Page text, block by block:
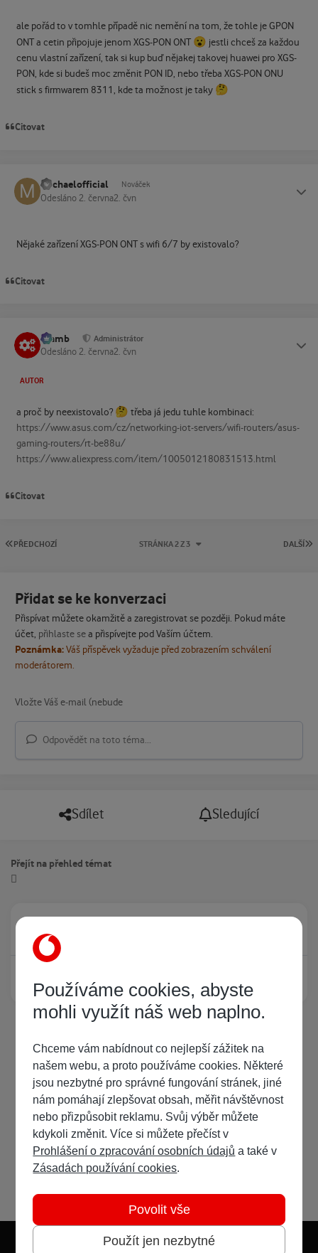
ale pořád to v tomhle případě nic nemění na tom, že tohle je GPON
ONT a cetin připojuje jenom XGS-PON ONT 😮 jestli chceš za každou
cenu vlastní zařízení, tak si kup buď nějakej takovej huawei pro XGS-
PON, kde si budeš moc změnit PON ID, nebo třeba XGS-PON ONU
stick s firmwarem 8311, kde ta možnost je taky 🤔
Citovat
michaelofficial Nováček
Odesláno 2. června2. čvn
Nějaké zařízení XGS-PON ONT s wifi 6/7 by existovalo?
Citovat
Slamb Administrátor
Odesláno 2. června2. čvn
AUTOR
a proč by neexistovalo? 🤔 třeba já jedu tuhle kombinaci:
https://www.asus.com/cz/networking-iot-servers/wifi-routers/asus-
gaming-routers/rt-be88u/
https://www.aliexpress.com/item/1005012180831513.html
Citovat
PRVNÍ STRÁNKA
PŘEDCHOZÍ DALŠÍ
STRÁNKA 2 Z 3
Přidat se ke konverzaci
Přispívat můžete okamžitě a zaregistrovat se později. Pokud máte
účet, přihlaste sea přispívejte pod Vaším účtem.
Poznámka:Váš příspěvek vyžaduje před zobrazením schválení
moderátorem.
Odpovědět na toto téma...
Sdílet Sledující
Přejít na přehled témat
Žádný registrovaný uživatel si neprohlíží tuto stránku
Používáme cookies, abyste
mohli využít náš web naplno.
Chceme vám nabídnout co nejlepší zážitek na
našem webu, a proto používáme cookies. Některé
jsou nezbytné pro správné fungování stránek, jiné
nám pomáhají zlepšovat obsah, měřit návštěvnost
nebo přizpůsobit reklamu. Svůj výběr můžete
kdykoli změnit. Více si můžete přečíst v
Prohlášení o zpracování osobních údajů a také v
Zásadách používání cookies.
Použít jen nezbytné
Povolit vše